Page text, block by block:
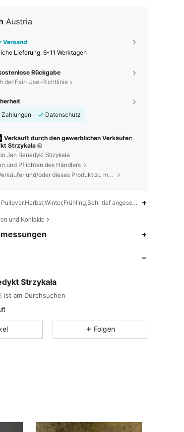
Austria
Versand
Lieferung:6-11 Werktagen
Rückgabe
der Fair-Use-Richtlinie
Datenschutz
Verkauft durch den gewerblichen Verkäufer:
Strzykała
Jan Benedykt Strzykała
und Pflichten des Händlers
Um diesen Verkäufer und/oder dieses Produkt zu melden
Pullover,Herbst,Winter,Frühling,Sehr tief angesetzte Schulterpartie
und Kontakte
Strzykała
1.4K
1.4K
ist am Durchsuchen
Folgen